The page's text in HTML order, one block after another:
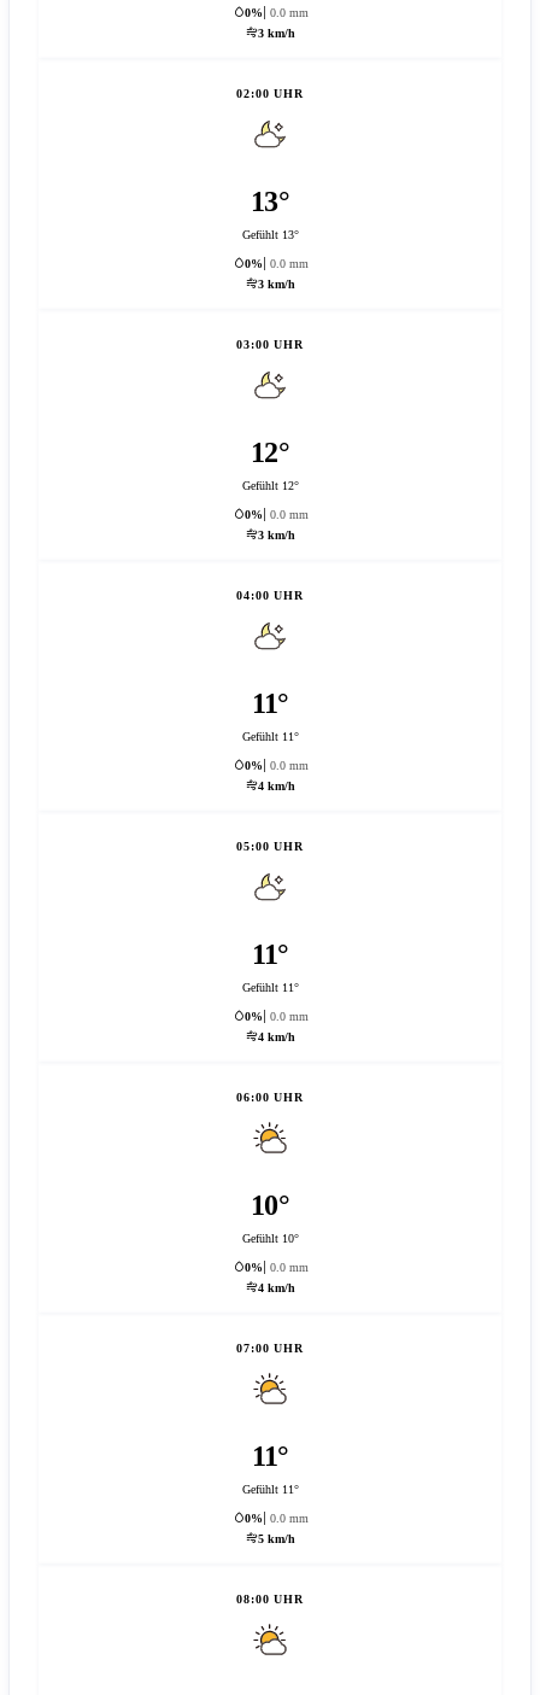
0%
0.0 mm
3 km/h
02:00 UHR
13°
Gefühlt 13°
0%
0.0 mm
3 km/h
03:00 UHR
12°
Gefühlt 12°
0%
0.0 mm
3 km/h
04:00 UHR
11°
Gefühlt 11°
0%
0.0 mm
4 km/h
05:00 UHR
11°
Gefühlt 11°
0%
0.0 mm
4 km/h
06:00 UHR
10°
Gefühlt 10°
0%
0.0 mm
4 km/h
07:00 UHR
11°
Gefühlt 11°
0%
0.0 mm
5 km/h
08:00 UHR